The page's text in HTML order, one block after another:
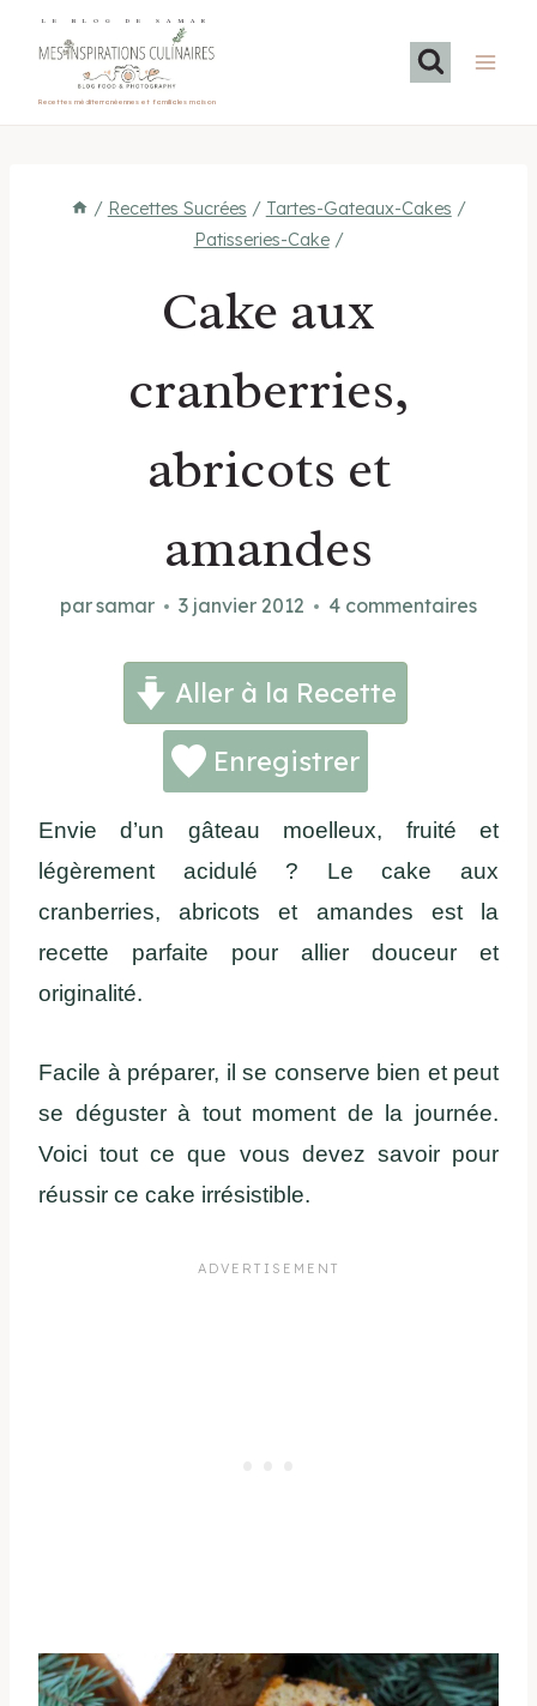
LE BLOG DE SAMAR
Recettes méditerranéennes et familiales maison
/ Recettes Sucrées / Tartes-Gateaux-Cakes /
Patisseries-Cake /
Cake aux
cranberries,
abricots et
amandes
parsamar 3 janvier 2012 4 commentaires
Aller à la Recette
Enregistrer
Envie d’un gâteau moelleux, fruité et
légèrement acidulé ? Le cake aux
cranberries, abricots et amandes est la
recette parfaite pour allier douceur et
originalité.
Facile à préparer, il se conserve bien et peut
se déguster à tout moment de la journée.
Voici tout ce que vous devez savoir pour
réussir ce cake irrésistible.